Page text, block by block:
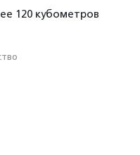
120 кубометров